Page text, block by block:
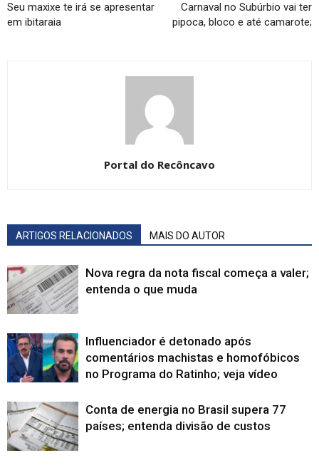
Seu maxixe te irá se apresentar
em ibitaraia
Carnaval no Subúrbio vai ter
pipoca, bloco e até camarote;
Portal do Recôncavo
ARTIGOS RELACIONADOS MAIS DO AUTOR
Nova regra da nota fiscal começa a valer;
entenda o que muda
Influenciador é detonado após
comentários machistas e homofóbicos
no Programa do Ratinho; veja vídeo
Conta de energia no Brasil supera 77
países; entenda divisão de custos